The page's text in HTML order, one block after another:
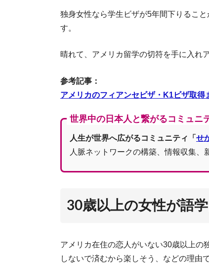
独身女性なら学生ビザが5年間下りるこ
す。
晴れて、アメリカ留学の切符を手に入れ
参考記事：
アメリカのフィアンセビザ・K1ビザ取得
世界中の日本人と繋がるコミュニ
人生が世界へ広がるコミュニティ「 せ
人脈ネットワークの構築、情報収集
30歳以上の女性が語
アメリカ在住の恋人がいない30歳以上の
しないで済むから楽しそう、などの理由